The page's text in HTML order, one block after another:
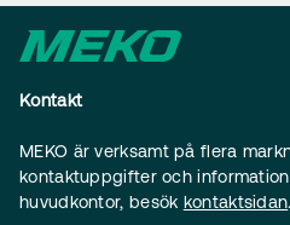
Kontakt
MEKO är verksamt på flera
kontaktuppgifter och information
huvudkontor, besök kontaktsidan.